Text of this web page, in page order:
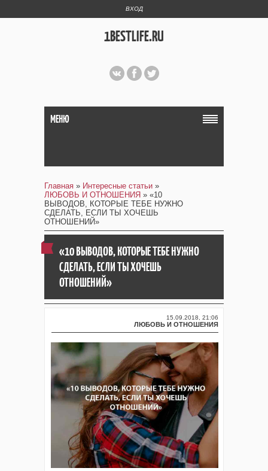
ВХОД
1BESTLIFE.RU
МЕНЮ
Главная » Интересные статьи »
ЛЮБОВЬ И ОТНОШЕНИЯ » «10
ВЫВОДОВ, КОТОРЫЕ ТЕБЕ НУЖНО
СДЕЛАТЬ, ЕСЛИ ТЫ ХОЧЕШЬ
ОТНОШЕНИЙ»
«10 ВЫВОДОВ, КОТОРЫЕ ТЕБЕ НУЖНО
СДЕЛАТЬ, ЕСЛИ ТЫ ХОЧЕШЬ
ОТНОШЕНИЙ»
15.09.2018, 21:06
ЛЮБОВЬ И ОТНОШЕНИЯ